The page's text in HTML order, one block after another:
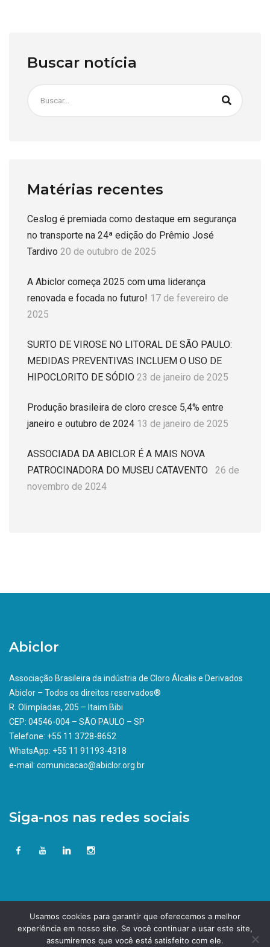
Buscar notícia
Matérias recentes
Ceslog é premiada como destaque em segurança
no transporte na 24ª edição do Prêmio José
Tardivo 20 de outubro de 2025
A Abiclor começa 2025 com uma liderança
renovada e focada no futuro! 17 de fevereiro de
2025
SURTO DE VIROSE NO LITORAL DE SÃO PAULO:
MEDIDAS PREVENTIVAS INCLUEM O USO DE
HIPOCLORITO DE SÓDIO 23 de janeiro de 2025
Produção brasileira de cloro cresce 5,4% entre
janeiro e outubro de 2024 13 de janeiro de 2025
ASSOCIADA DA ABICLOR É A MAIS NOVA
PATROCINADORA DO MUSEU CATAVENTO
26 de
novembro de 2024
Abiclor
Associação Brasileira da indústria de Cloro Álcalis e Derivados
Abiclor – Todos os direitos reservados®
R. Olimpíadas, 205 – Itaim Bibi
CEP: 04546-004 – SÃO PAULO – SP
Telefone: +55 11 3728-8652
WhatsApp: +55 11 91193-4318
e-mail: comunicacao@abiclor.org.br
Siga-nos nas redes sociais
Usamos cookies para garantir que oferecemos a melhor
experiência em nosso site. Se você continuar a usar este site,
assumiremos que você está satisfeito com ele.